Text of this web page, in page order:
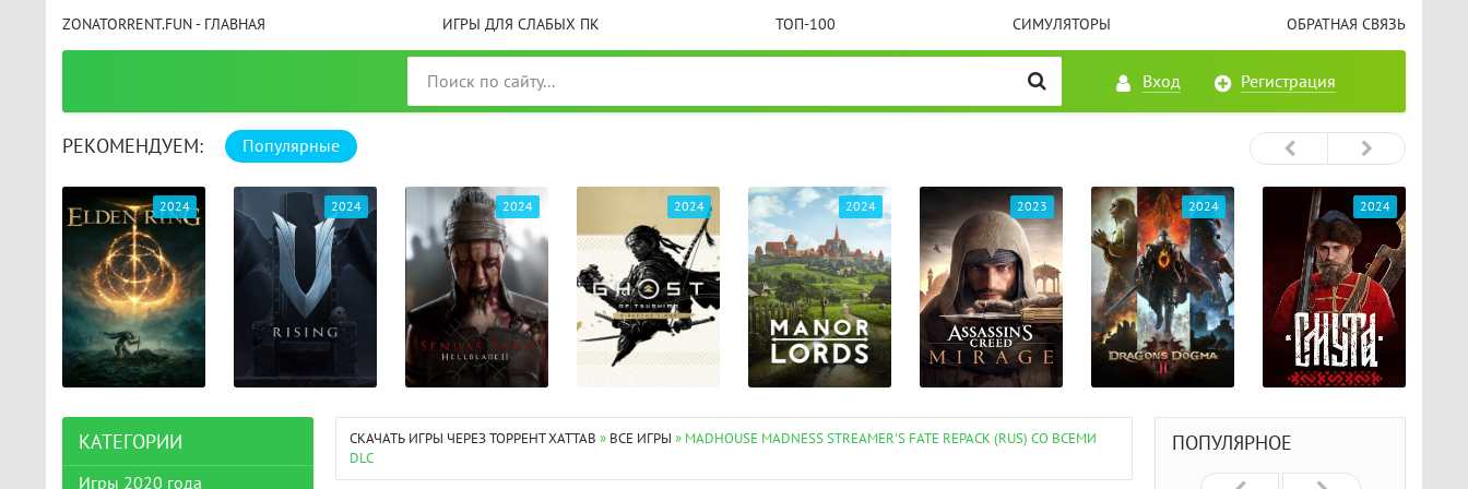
ZONATORRENT.FUN - ГЛАВНАЯ ИГРЫ ДЛЯ СЛАБЫХ ПК ТОП-100 СИМУЛЯТОРЫ ОБРАТНАЯ СВЯЗЬ
Вход Регистрация
РЕКОМЕНДУЕМ: Популярные
2024 2024 2024 2024 2024 2023 2024 2024
СКАЧАТЬ ИГРЫ ЧЕРЕЗ ТОРРЕНТ XATTAB » ВСЕ ИГРЫ » MADHOUSE MADNESS STREAMER'S FATE REPACK (RUS) СО ВСЕМИ
DLC
КАТЕГОРИИ
Игры 2020 года
ПОПУЛЯРНОЕ